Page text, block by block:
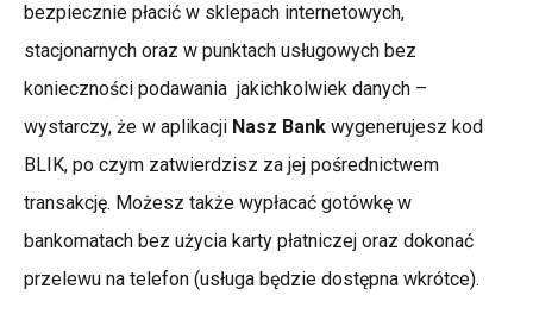
bezpiecznie płacić w sklepach internetowych,
stacjonarnych oraz w punktach usługowych bez
konieczności podawania jakichkolwiek danych –
wystarczy, że w aplikacji Nasz Bank wygenerujesz kod
BLIK, po czym zatwierdzisz za jej pośrednictwem
transakcję. Możesz także wypłacać gotówkę w
bankomatach bez użycia karty płatniczej oraz dokonać
przelewu na telefon (usługa będzie dostępna wkrótce).